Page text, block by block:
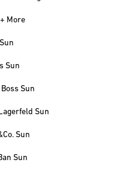
More
by Marke: Eyes + More
by Marke: Gant Sun
Sun
by Marke: Guess Sun
Sun
by Marke: Hugo Boss Sun
Sun
by Marke: Karl Lagerfeld Sun
Sun
by Marke: MAX&Co. Sun
Sun
by Marke: Ray-Ban Sun